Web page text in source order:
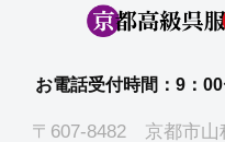
お電話受付時間：9：
〒607-8482 京都市山